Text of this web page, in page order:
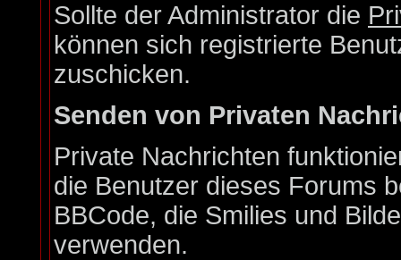
Sollte der Administrator die
können sich registrierte
zuschicken.
Senden von Privaten
Private Nachrichten
die Benutzer dieses Forums
BBCode, die Smilies und
verwenden.